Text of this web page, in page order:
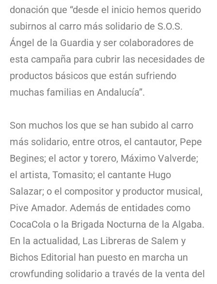
donación que “desde el inicio hemos querido
subirnos al carro más solidario de S.O.S.
Ángel de la Guardia y ser colaboradores de
esta campaña para cubrir las necesidades de
productos básicos que están sufriendo
muchas familias en Andalucía”.
Son muchos los que se han subido al carro
más solidario, entre otros, el cantautor, Pepe
Begines; el actor y torero, Máximo Valverde;
el artista, Tomasito; el cantante Hugo
Salazar; o el compositor y productor musical,
Pive Amador. Además de entidades como
CocaCola o la Brigada Nocturna de la Algaba.
En la actualidad, Las Libreras de Salem y
Bichos Editorial han puesto en marcha un
crowfunding solidario a través de la venta del